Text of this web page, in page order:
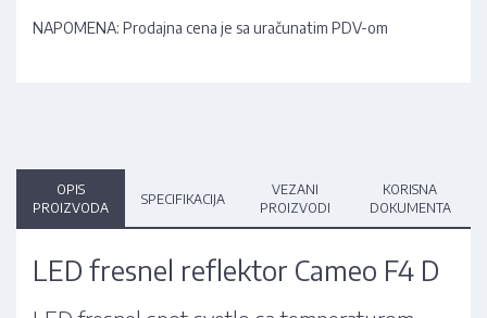
NAPOMENA: Prodajna cena je sa uračunatim PDV-om
OPIS
PROIZVODA
SPECIFIKACIJA
VEZANI
PROIZVODI
KORISNA
DOKUMENTA
LED fresnel reflektor Cameo F4 D